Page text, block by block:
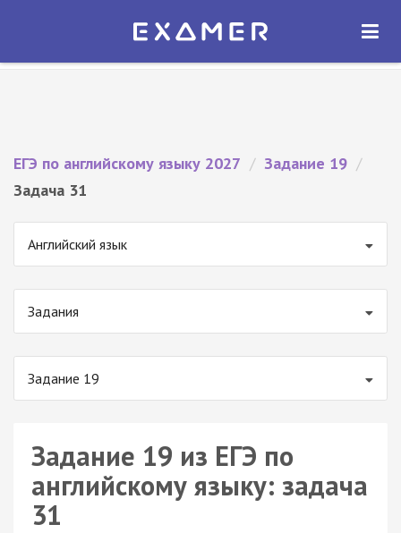
Экзамер — ЕГЭ 2027
ОТКРЫТЬ
ЕГЭ по английскому языку 2027 / Задание 19 /
Задача 31
Английский язык
Задания
Задание 19
Задание 19 из ЕГЭ по
английскому языку: задача
31